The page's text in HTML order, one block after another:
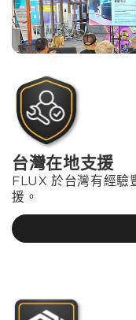
台灣在地支援
FLUX 於台灣有經驗
援。